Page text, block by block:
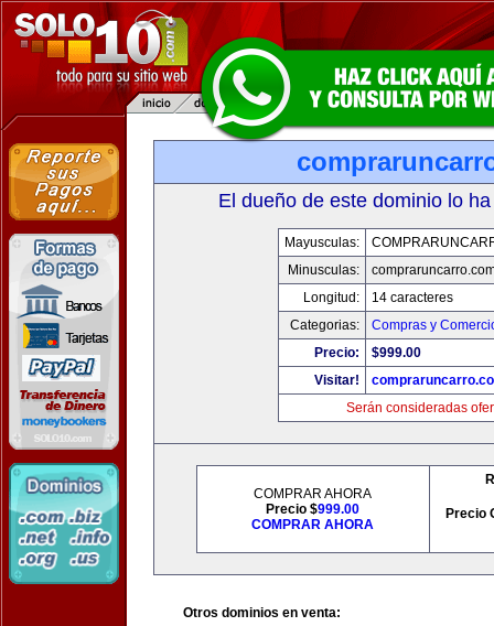
El dueño de este dominio lo
Mayusculas:
Minusculas:
Longitud:
14 caracteres
Categorias:
Compras y
Precio:
$999.00
Visitar!
Serán consideradas
COMPRAR AHORA
Precio $999.00
COMPRAR AHORA
Precio
Otros dominios en venta: